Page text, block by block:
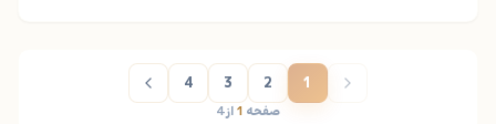
صفحه 1 از4
1
2
3
4